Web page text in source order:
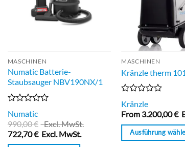
MASCHINEN
Numatic Batterie-
Staubsauger NBV190NX/1
Bewertet
mit
0
von
5
Numatic
990,00€ Excl. MwSt.
722,70€ Excl. MwSt.
MASCHINEN
Kränzle therm
Bewertet
mit
0
von
Kränzle
From 3.200,00€
Ausführung